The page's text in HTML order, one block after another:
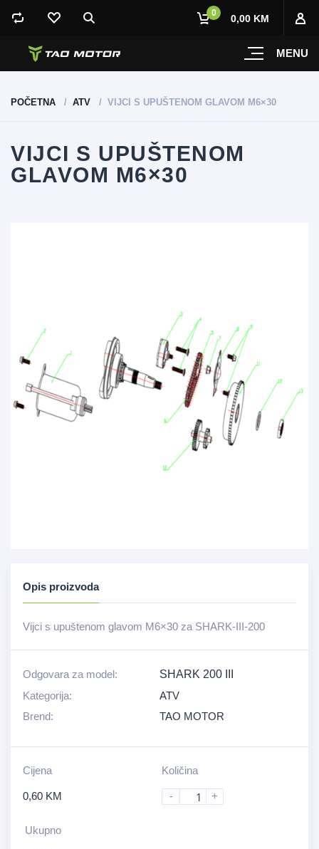
MENU
0 0,00 KM
POČETNA ATV VIJCI S UPUŠTENOM GLAVOM M6×30
VIJCI S UPUŠTENOM
GLAVOM M6×30
Opis proizvoda
Vijci s upuštenom glavom M6×30 za SHARK-III-200
Odgovara za model:
SHARK 200 III
Kategorija:
ATV
Brend:
TAO MOTOR
Cijena
0,60 KM
Količina
- +
Ukupno